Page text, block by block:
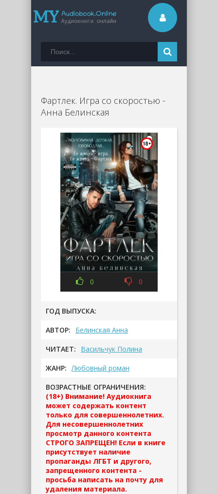
Фартлек. Игра со скоростью -
Анна Белинская
0 0
ГОД ВЫПУСКА:
АВТОР: Белинская Анна
ЧИТАЕТ: Васильчук Полина
ЖАНР: Любовный роман
ВОЗРАСТНЫЕ ОГРАНИЧЕНИЯ:
(18+) Внимание! Аудиокнига
может содержать контент
только для совершеннолетних.
Для несовершеннолетних
просмотр данного контента
СТРОГО ЗАПРЕЩЕН! Если в книге
присутствует наличие
пропаганды ЛГБТ и другого,
запрещенного контента -
просьба написать на почту для
удаления материала.